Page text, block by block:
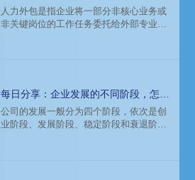
展
人力外包是指企业将一部分非核心业务或
非关键岗位的工作任务委托给外部专业服
每日分享：企业发展的不同阶段，怎么
选择人力资源外包服务
公司的发展一般分为四个阶段，依次是创
业阶段、发展阶段、稳定阶段和衰退阶